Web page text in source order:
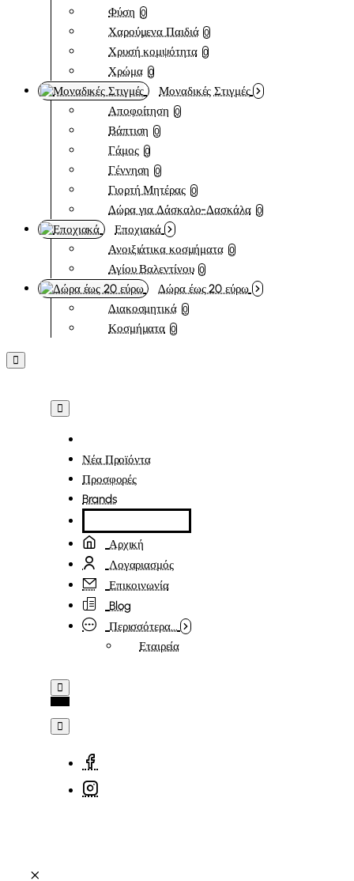
Φύση 0
Χαρούμενα Παιδιά 0
Χρυσή κομψότητα 0
Χρώμα 0
Μοναδικές Στιγμές
Αποφοίτηση 0
Βάπτιση 0
Γάμος 0
Γέννηση 0
Γιορτή Μητέρας 0
Δώρα για Δάσκαλο-Δασκάλα 0
Εποχιακά
Ανοιξιάτικα κοσμήματα 0
Αγίου Βαλεντίνου 0
Δώρα έως 20 εύρω
Διακοσμητικά 0
Κοσμήματα 0
Νέα Προϊόντα
Προσφορές
Brands
Αρχική
Λογαριασμός
Επικοινωνία
Blog
Περισσότερα...
Εταιρεία